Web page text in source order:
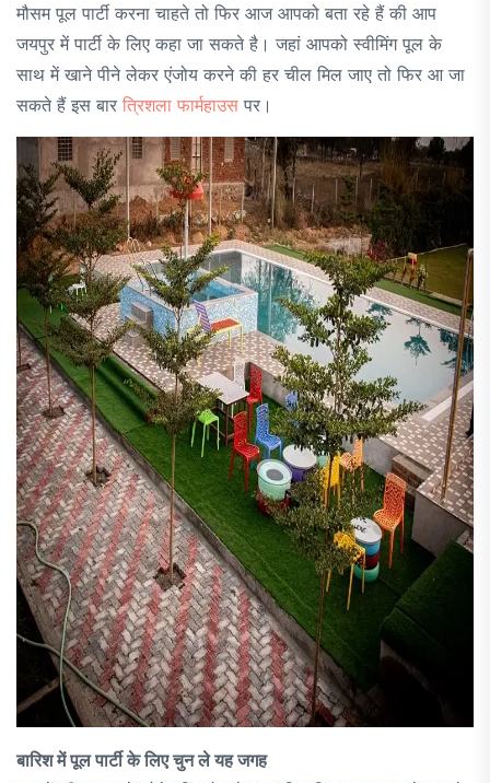
मौसम पूल पार्टी करना चाहते तो फिर आज आपको बता रहे हैं की आप
जयपुर में पार्टी के लिए कहा जा सकते है। जहां आपको स्वीमिंग पूल के
साथ में खाने पीने लेकर एंजोय करने की हर चील मिल जाए तो फिर आ जा
सकते हैं इस बार त्रिशला फार्महाउस पर।
बारिश में पूल पार्टी के लिए चुन ले यह जगह